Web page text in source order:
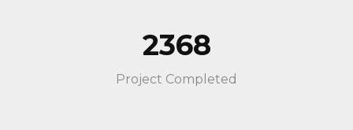
2368
Project Completed